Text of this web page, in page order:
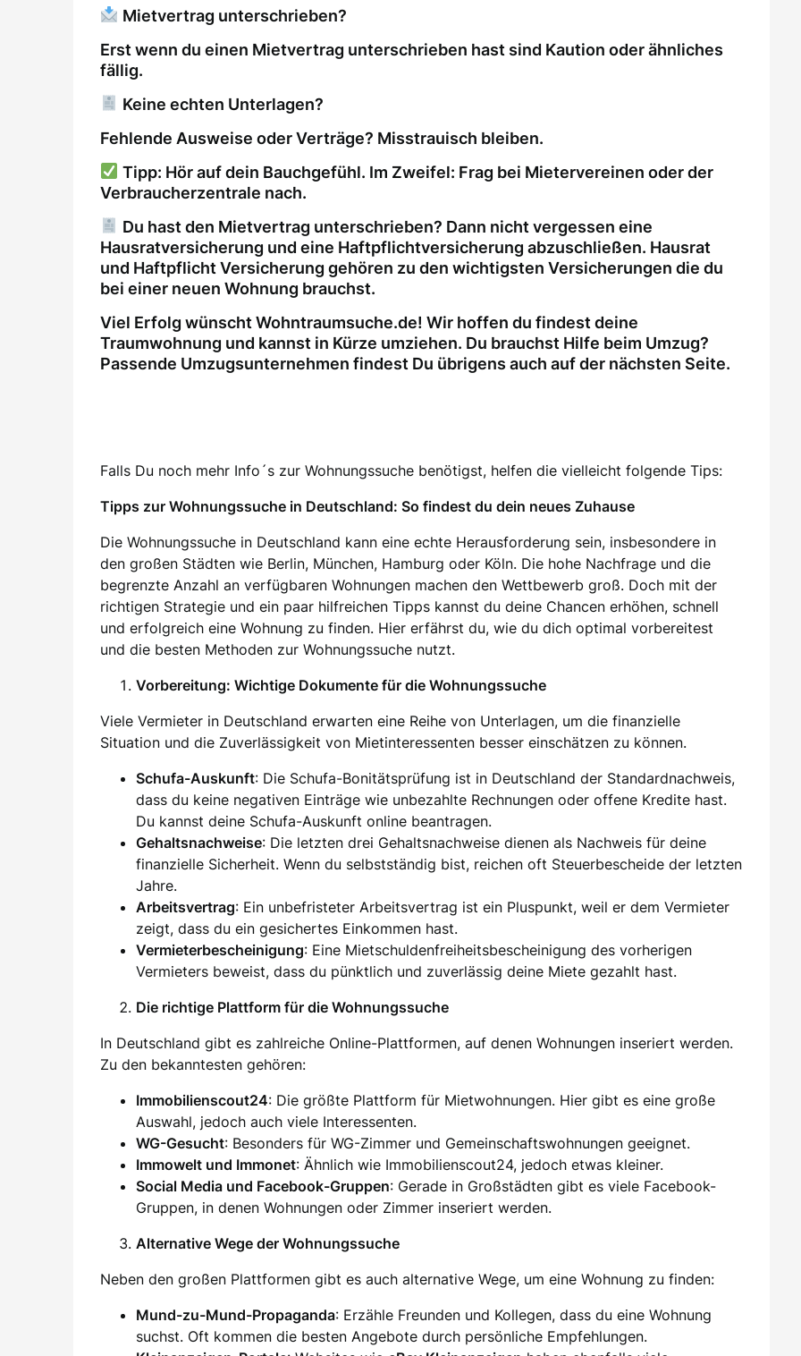
Mietvertrag unterschrieben?
Erst wenn du einen Mietvertrag unterschrieben hast sind Kaution oder ähnliches
fällig.
Keine echten Unterlagen?
Fehlende Ausweise oder Verträge? Misstrauisch bleiben.
Tipp: Hör auf dein Bauchgefühl. Im Zweifel: Frag bei Mietervereinen oder der
Verbraucherzentrale nach.
Du hast den Mietvertrag unterschrieben? Dann nicht vergessen eine
Hausratversicherung und eine Haftpflichtversicherung abzuschließen. Hausrat
und Haftpflicht Versicherung gehören zu den wichtigsten Versicherungen die du
bei einer neuen Wohnung brauchst.
Viel Erfolg wünscht Wohntraumsuche.de! Wir hoffen du findest deine
Traumwohnung und kannst in Kürze umziehen. Du brauchst Hilfe beim Umzug?
Passende Umzugsunternehmen findest Du übrigens auch auf der nächsten Seite.
Falls Du noch mehr Info´s zur Wohnungssuche benötigst, helfen die vielleicht folgende Tips:
Tipps zur Wohnungssuche in Deutschland: So findest du dein neues Zuhause
Die Wohnungssuche in Deutschland kann eine echte Herausforderung sein, insbesondere in
den großen Städten wie Berlin, München, Hamburg oder Köln. Die hohe Nachfrage und die
begrenzte Anzahl an verfügbaren Wohnungen machen den Wettbewerb groß. Doch mit der
richtigen Strategie und ein paar hilfreichen Tipps kannst du deine Chancen erhöhen, schnell
und erfolgreich eine Wohnung zu finden. Hier erfährst du, wie du dich optimal vorbereitest
und die besten Methoden zur Wohnungssuche nutzt.
Vorbereitung: Wichtige Dokumente für die Wohnungssuche
Viele Vermieter in Deutschland erwarten eine Reihe von Unterlagen, um die finanzielle
Situation und die Zuverlässigkeit von Mietinteressenten besser einschätzen zu können.
Schufa-Auskunft: Die Schufa-Bonitätsprüfung ist in Deutschland der Standardnachweis,
dass du keine negativen Einträge wie unbezahlte Rechnungen oder offene Kredite hast.
Du kannst deine Schufa-Auskunft online beantragen.
Gehaltsnachweise: Die letzten drei Gehaltsnachweise dienen als Nachweis für deine
finanzielle Sicherheit. Wenn du selbstständig bist, reichen oft Steuerbescheide der letzten
Jahre.
Arbeitsvertrag: Ein unbefristeter Arbeitsvertrag ist ein Pluspunkt, weil er dem Vermieter
zeigt, dass du ein gesichertes Einkommen hast.
Vermieterbescheinigung: Eine Mietschuldenfreiheitsbescheinigung des vorherigen
Vermieters beweist, dass du pünktlich und zuverlässig deine Miete gezahlt hast.
Die richtige Plattform für die Wohnungssuche
In Deutschland gibt es zahlreiche Online-Plattformen, auf denen Wohnungen inseriert werden.
Zu den bekanntesten gehören:
Immobilienscout24: Die größte Plattform für Mietwohnungen. Hier gibt es eine große
Auswahl, jedoch auch viele Interessenten.
WG-Gesucht: Besonders für WG-Zimmer und Gemeinschaftswohnungen geeignet.
Immowelt und Immonet: Ähnlich wie Immobilienscout24, jedoch etwas kleiner.
Social Media und Facebook-Gruppen: Gerade in Großstädten gibt es viele Facebook-
Gruppen, in denen Wohnungen oder Zimmer inseriert werden.
Alternative Wege der Wohnungssuche
Neben den großen Plattformen gibt es auch alternative Wege, um eine Wohnung zu finden:
Mund-zu-Mund-Propaganda: Erzähle Freunden und Kollegen, dass du eine Wohnung
suchst. Oft kommen die besten Angebote durch persönliche Empfehlungen.